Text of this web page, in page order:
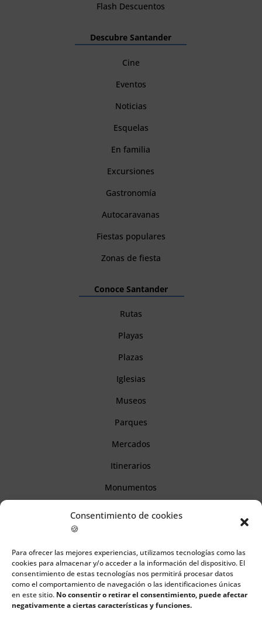
Consentimiento de cookies
🍪
Para ofrecer las mejores experiencias, utilizamos tecnologías como las
cookies para almacenar y/o acceder a la información del dispositivo. El
consentimiento de estas tecnologías nos permitirá procesar datos
como el comportamiento de navegación o las identificaciones únicas
en este sitio. No consentir o retirar el consentimiento, puede afectar
negativamente a ciertas características y funciones.
Flash Descuentos
Descubre Santander
Cine
Eventos
Noticias
Esquelas
En familia
Excursiones
Gastronomía
Autocaravanas
Fiestas populares
Zonas de fiesta
Conoce Santander
Rutas
Playas
Plazas
Iglesias
Museos
Parques
Mercados
Itinerarios
Monumentos
Información
Aviso legal
Política de cookies